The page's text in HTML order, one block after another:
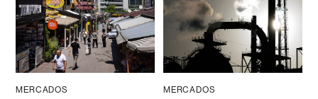
MERCADOS MERCADOS